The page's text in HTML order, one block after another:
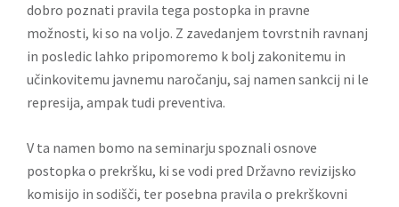
dobro poznati pravila tega postopka in pravne
možnosti, ki so na voljo. Z zavedanjem tovrstnih ravnanj
in posledic lahko pripomoremo k bolj zakonitemu in
učinkovitemu javnemu naročanju, saj namen sankcij ni le
represija, ampak tudi preventiva.
V ta namen bomo na seminarju spoznali osnove
postopka o prekršku, ki se vodi pred Državno revizijsko
komisijo in sodišči, ter posebna pravila o prekrškovni